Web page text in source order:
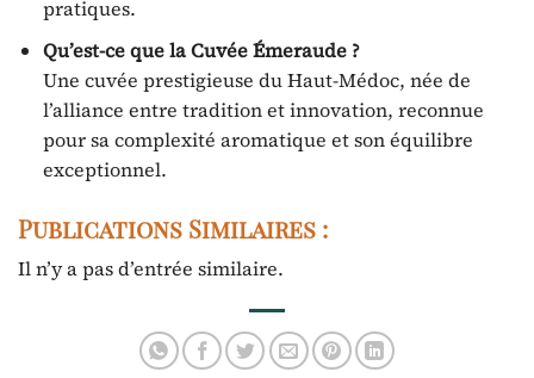
pratiques.
Qu’est-ce que la Cuvée Émeraude ?
Une cuvée prestigieuse du Haut-Médoc, née de
l’alliance entre tradition et innovation, reconnue
pour sa complexité aromatique et son équilibre
exceptionnel.
Publications Similaires :
Il n’y a pas d’entrée similaire.